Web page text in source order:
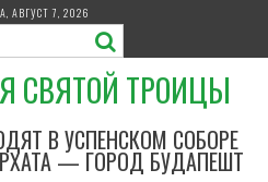
АВГУСТ 7, 2026
СВЯТОЙ ТРОИЦЫ
В УСПЕНСКОМ СОБОРЕ
— ГОРОД БУДАПЕШТ